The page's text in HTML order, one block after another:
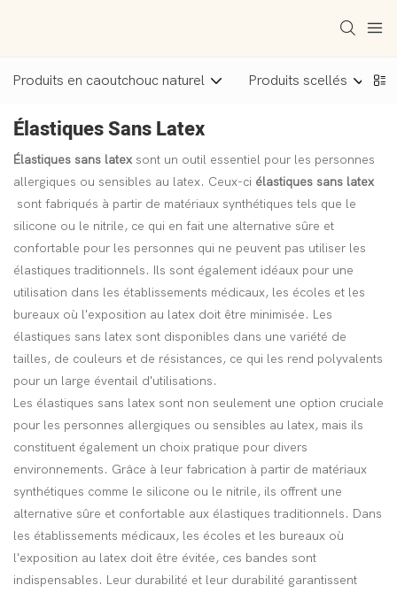
Produits en caoutchouc naturel Produits scellés
Élastiques Sans Latex
Élastiques sans latex sont un outil essentiel pour les personnes
allergiques ou sensibles au latex. Ceux-ci élastiques sans latex
sont fabriqués à partir de matériaux synthétiques tels que le
silicone ou le nitrile, ce qui en fait une alternative sûre et
confortable pour les personnes qui ne peuvent pas utiliser les
élastiques traditionnels. Ils sont également idéaux pour une
utilisation dans les établissements médicaux, les écoles et les
bureaux où l'exposition au latex doit être minimisée. Les
élastiques sans latex sont disponibles dans une variété de
tailles, de couleurs et de résistances, ce qui les rend polyvalents
pour un large éventail d'utilisations.
Les élastiques sans latex sont non seulement une option cruciale
pour les personnes allergiques ou sensibles au latex, mais ils
constituent également un choix pratique pour divers
environnements. Grâce à leur fabrication à partir de matériaux
synthétiques comme le silicone ou le nitrile, ils offrent une
alternative sûre et confortable aux élastiques traditionnels. Dans
les établissements médicaux, les écoles et les bureaux où
l'exposition au latex doit être évitée, ces bandes sont
indispensables. Leur durabilité et leur durabilité garantissent